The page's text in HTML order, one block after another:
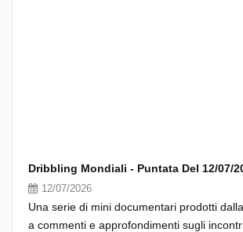
Dribbling Mondiali - Puntata Del 12/07/
12/07/2026
Una serie di mini documentari prodotti
a commenti e approfondimenti sugli